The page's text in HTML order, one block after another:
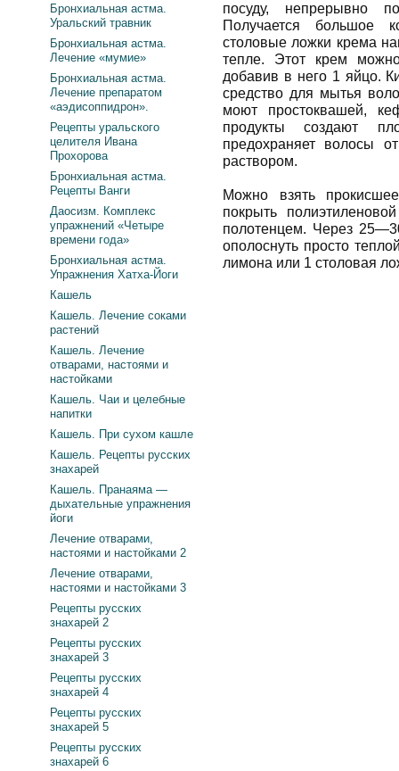
посуду, непрерывно
Получается большое
столовые ложки крема
тепле. Этот крем
добавив в него 1 яйцо.
средство для мытья
моют простоквашей,
продукты создают
предохраняет волосы
раствором.
Можно взять
покрыть
полотенцем. Через
ополоснуть просто
лимона или 1 столовая
Бронхиальная астма.
Уральский травник
Бронхиальная астма.
Лечение «мумие»
Бронхиальная астма.
Лечение препаратом
«аэдисоппидрон».
Рецепты уральского
целителя Ивана
Прохорова
Бронхиальная астма.
Рецепты Ванги
Даосизм. Комплекс
упражнений «Четыре
времени года»
Бронхиальная астма.
Упражнения Хатха-Йоги
Кашель
Кашель. Лечение соками
растений
Кашель. Лечение
отварами, настоями и
настойками
Кашель. Чаи и целебные
напитки
Кашель. При сухом кашле
Кашель. Рецепты русских
знахарей
Кашель. Пранаяма —
дыхательные упражнения
йоги
Лечение отварами,
настоями и настойками 2
Лечение отварами,
настоями и настойками 3
Рецепты русских
знахарей 2
Рецепты русских
знахарей 3
Рецепты русских
знахарей 4
Рецепты русских
знахарей 5
Рецепты русских
знахарей 6